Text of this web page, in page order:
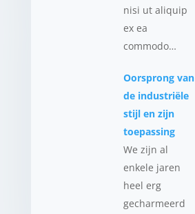
nisi ut aliquip
ex ea
commodo…
Oorsprong van
de industriële
stijl en zijn
toepassing
We zijn al
enkele jaren
heel erg
gecharmeerd